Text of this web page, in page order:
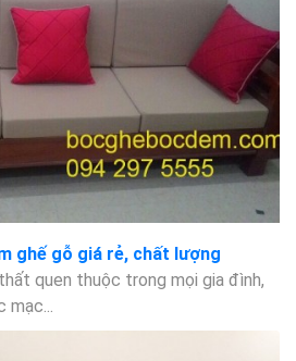
ghế gỗ giá rẻ, chất lượng
quen thuộc trong mọi gia đình,
mạc...